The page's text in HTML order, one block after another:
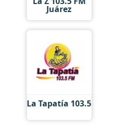
Juárez
La Tapatía 103.5